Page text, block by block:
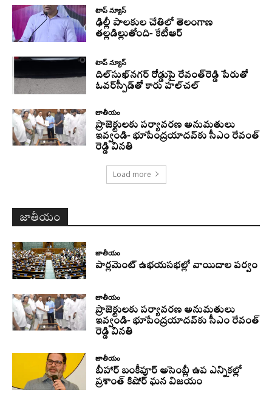
టాప్ న్యూస్
ఢిల్లీ పాలకుల చేతిలో తెలంగాణ
తల్లడిల్లుతోంది- కేటీఆర్
టాప్ న్యూస్
దిల్‌సుఖ్‌నగర్‌ రోడ్డుపై రేవంత్‌రెడ్డి పేరుతో
ఓవర్‌స్పీడ్‌తో కారు హల్‌చల్‌
జాతీయం
ప్రాజెక్టులకు పర్యావరణ అనుమతులు
ఇవ్వండి- భూపేంద్రయాదవ్‌కు సీఎం రేవంత్‌
రెడ్డి వినతి
Load more
జాతీయం
జాతీయం
పార్లమెంట్ ఉభయసభల్లో వాయిదాల పర్వం
జాతీయం
ప్రాజెక్టులకు పర్యావరణ అనుమతులు
ఇవ్వండి- భూపేంద్రయాదవ్‌కు సీఎం రేవంత్‌
రెడ్డి వినతి
జాతీయం
బీహార్ బంకీపూర్ అసెంబ్లీ ఉప ఎన్నికల్లో
ప్రశాంత్ కిషోర్ ఘన విజయం